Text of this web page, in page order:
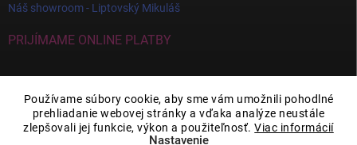
Používame súbory cookie, aby sme vám umožnili pohodlné
prehliadanie webovej stránky a vďaka analýze neustále
zlepšovali jej funkcie, výkon a použiteľnosť.Viac informácií
Nastavenie
Náš showroom - Liptovský Mikuláš
PRIJÍMAME ONLINE PLATBY